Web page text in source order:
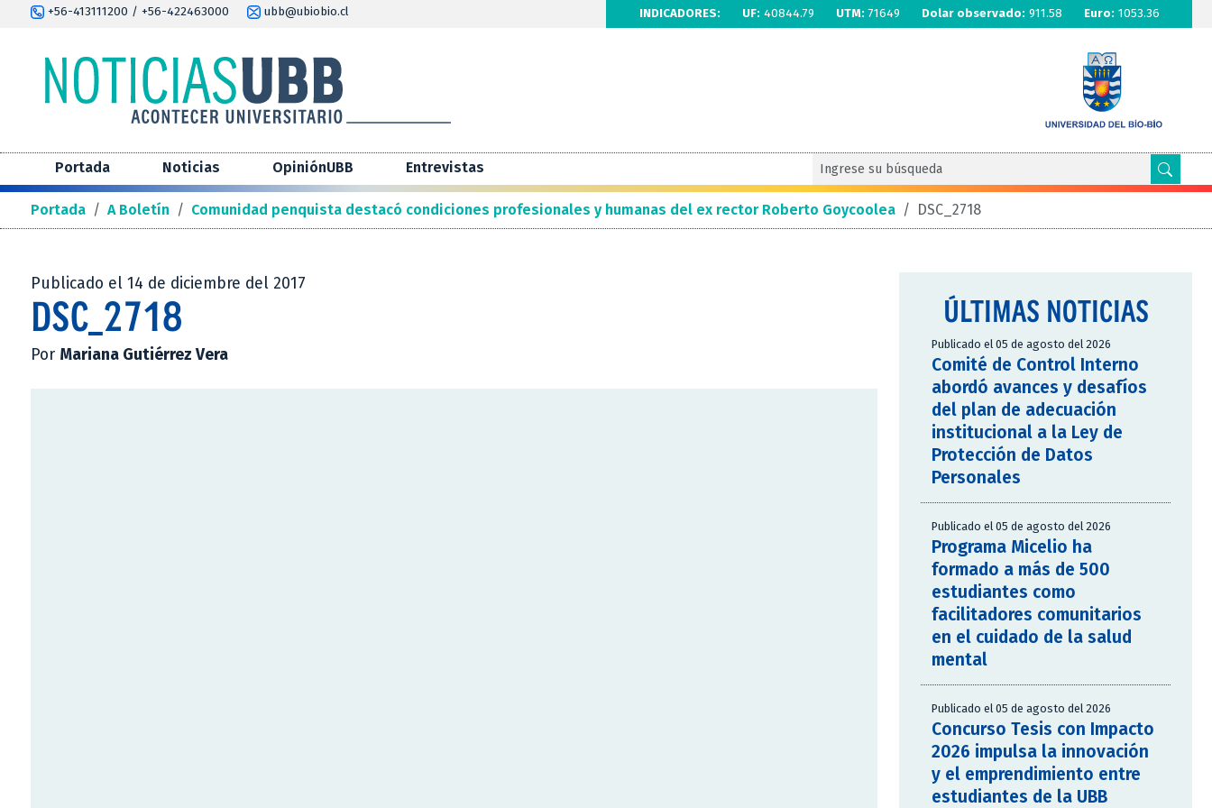
+56-413111200 / +56-422463000 ubb@ubiobio.cl INDICADORES: UF: 40844.79 UTM: 71649 Dolar observado: 911.58 Euro: 1053.36
Portada Noticias OpiniónUBB Entrevistas
Portada / A Boletín / Comunidad penquista destacó condiciones profesionales y humanas del ex rector Roberto Goycoolea / DSC_2718
Publicado el 14 de diciembre del 2017
DSC_2718
Por Mariana Gutiérrez Vera
ÚLTIMAS NOTICIAS
Publicado el 05 de agosto del 2026
Comité de Control Interno
abordó avances y desafíos
del plan de adecuación
institucional a la Ley de
Protección de Datos
Personales
Publicado el 05 de agosto del 2026
Programa Micelio ha
formado a más de 500
estudiantes como
facilitadores comunitarios
en el cuidado de la salud
mental
Publicado el 05 de agosto del 2026
Concurso Tesis con Impacto
2026 impulsa la innovación
y el emprendimiento entre
estudiantes de la UBB